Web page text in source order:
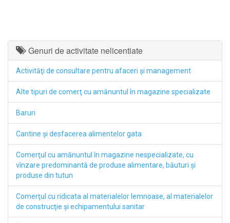
Genuri de activitate nelicentiate
Activităţi de consultare pentru afaceri şi management
Alte tipuri de comerţ cu amănuntul în magazine specializate
Baruri
Cantine şi desfacerea alimentelor gata
Comerţul cu amănuntul în magazine nespecializate, cu
vînzare predominantă de produse alimentare, băuturi şi
produse din tutun
Comerţul cu ridicata al materialelor lemnoase, al materialelor
de construcţie şi echipamentului sanitar